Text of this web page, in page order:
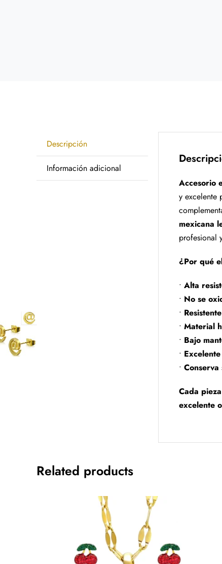
Descripción
Información adicional
Accesorio
y excelente
mexicana
profesional
¿Por qué
• Alta
• No se
•
• Material
• Bajo
•
•
Cada
excelente
Related products